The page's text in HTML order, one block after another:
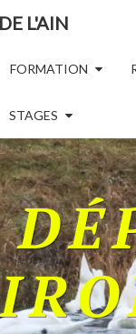
L'AIN
FORMATION
STAGES